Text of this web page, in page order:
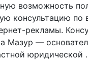
возможность
консультацию по
рекламы.
Мазур —
юридической